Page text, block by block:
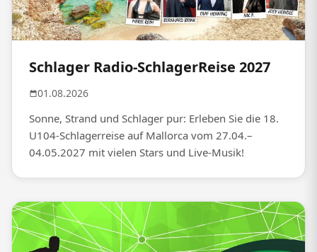
Schlager Radio-SchlagerReise 2027
01.08.2026
Sonne, Strand und Schlager pur: Erleben Sie die 18.
U104-Schlagerreise auf Mallorca vom 27.04.–
04.05.2027 mit vielen Stars und Live-Musik!